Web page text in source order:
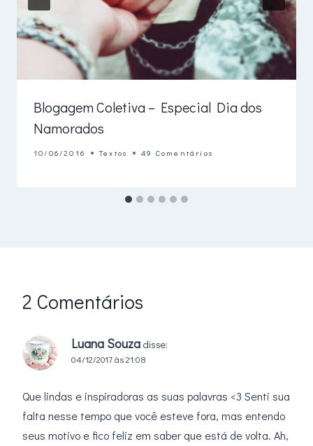
Blogagem Coletiva – Especial Dia dos
Namorados
10/06/2016 Textos 49 Comentários
2 Comentários
Luana Souza disse:
04/12/2017 às 21:08
Que lindas e inspiradoras as suas palavras <3 Senti sua
falta nesse tempo que você esteve fora, mas entendo
seus motivo e fico feliz em saber que está de volta. Ah,